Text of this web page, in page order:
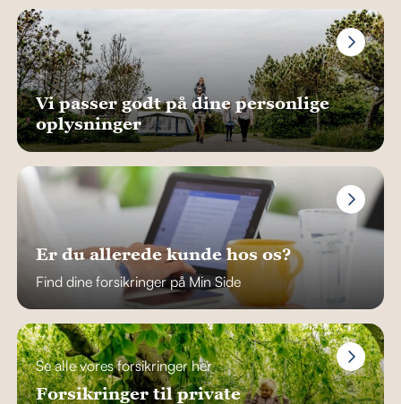
Vi passer godt på dine personlige
oplysninger
Er du allerede kunde hos os?
Find dine forsikringer på Min Side
Se alle vores forsikringer her
Forsikringer til private